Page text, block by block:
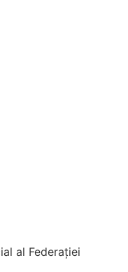
al Federației